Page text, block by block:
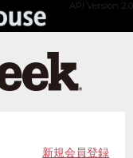
API Version 2.0
新規会員登録